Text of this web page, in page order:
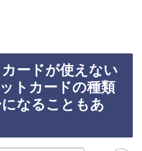
ードが使えない
トカードの種類
なることもあ